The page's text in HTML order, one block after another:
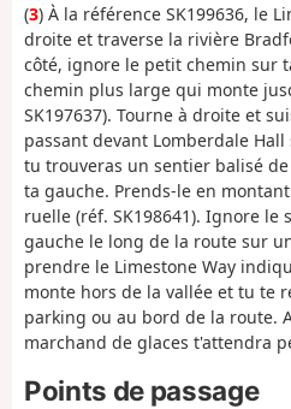
(3) À la référence SK199636, le
droite et traverse la rivière
côté, ignore le petit chemin sur
chemin plus large qui monte
SK197637). Tourne à droite et
passant devant Lomberdale
tu trouveras un sentier balisé
ta gauche. Prends-le en
ruelle (réf. SK198641). Ignore le
gauche le long de la route sur
prendre le Limestone Way
monte hors de la vallée et tu te
parking ou au bord de la route.
marchand de glaces t'attendra
Points de passage